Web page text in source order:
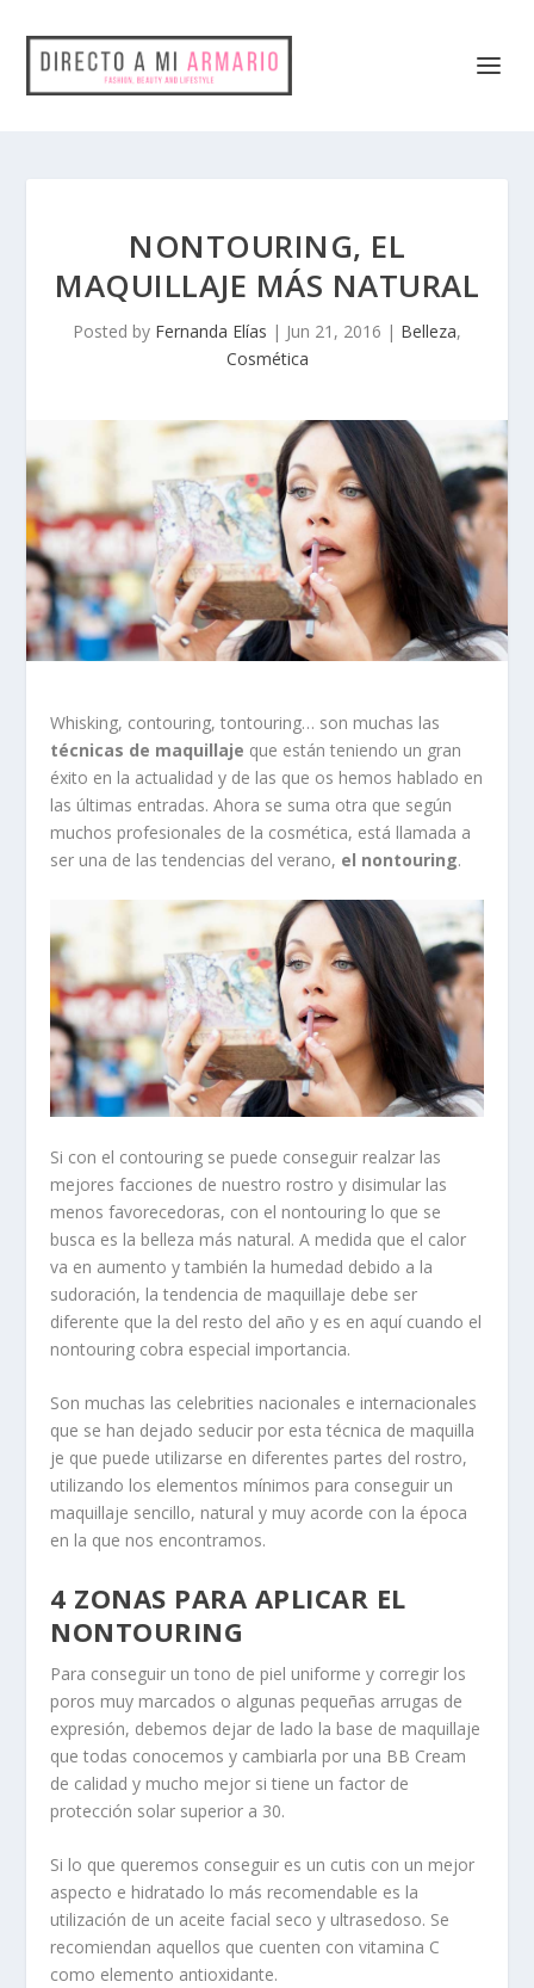
NONTOURING, EL
MAQUILLAJE MÁS NATURAL
Posted by Fernanda Elías | Jun 21, 2016 | Belleza,
Cosmética
Whisking, contouring, tontouring… son muchas las
técnicas de maquillaje que están teniendo un gran
éxito en la actualidad y de las que os hemos hablado en
las últimas entradas. Ahora se suma otra que según
muchos profesionales de la cosmética, está llamada a
ser una de las tendencias del verano, el nontouring.
Si con el contouring se puede conseguir realzar las
mejores facciones de nuestro rostro y disimular las
menos favorecedoras, con el nontouring lo que se
busca es la belleza más natural. A medida que el calor
va en aumento y también la humedad debido a la
sudoración, la tendencia de maquillaje debe ser
diferente que la del resto del año y es en aquí cuando el
nontouring cobra especial importancia.
Son muchas las celebrities nacionales e internacionales
que se han dejado seducir por esta técnica de maquilla
je que puede utilizarse en diferentes partes del rostro,
utilizando los elementos mínimos para conseguir un
maquillaje sencillo, natural y muy acorde con la época
en la que nos encontramos.
4 ZONAS PARA APLICAR EL
NONTOURING
Para conseguir un tono de piel uniforme y corregir los
poros muy marcados o algunas pequeñas arrugas de
expresión, debemos dejar de lado la base de maquillaje
que todas conocemos y cambiarla por una BB Cream
de calidad y mucho mejor si tiene un factor de
protección solar superior a 30.
Si lo que queremos conseguir es un cutis con un mejor
aspecto e hidratado lo más recomendable es la
utilización de un aceite facial seco y ultrasedoso. Se
recomiendan aquellos que cuenten con vitamina C
como elemento antioxidante.